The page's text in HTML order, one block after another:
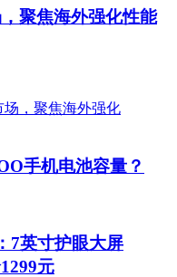
聚焦海外强化性能
手机电池容量？
7英寸护眼大屏
元